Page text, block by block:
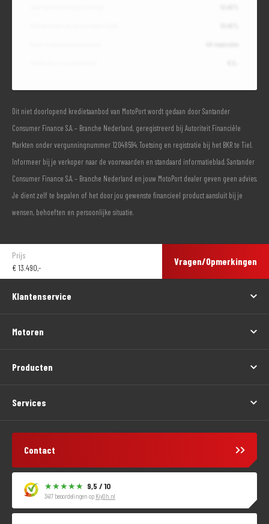
Dit niet doorlopend kredietaanbod van MotoPort wordt gedaan door Santander
Consumer Finance S.A. – Branche Nederland, geregistreerd bij Autoriteit Financiële
Markten onder vergunningnummer 12048594. Toetsing en registratie bij het BKR te Tiel.
Informeer bij je verkoper naar de voorwaarden en standaard informatieblad. Santander
Consumer Finance S.A. – Branche Nederland en jouw MotoPort dealer geven geen advies.
Je dient zelf te bepalen of het door jou gewenste financieel product aansluit bij je
wensen, behoeften en persoonlijke situatie.
Prijs
€13.490,-
Vragen/Opmerkingen
Klantenservice
Motoren
Producten
Services
Contact
9,5 / 10
3417 beoordelingen op KiyOh.nl